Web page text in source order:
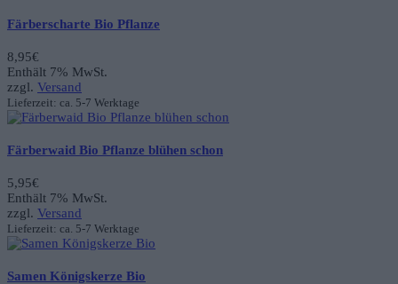
Färberscharte Bio Pflanze
8,95€
Enthält 7% MwSt.
zzgl. Versand
Lieferzeit: ca. 5-7 Werktage
Färberwaid Bio Pflanze blühen schon
5,95€
Enthält 7% MwSt.
zzgl. Versand
Lieferzeit: ca. 5-7 Werktage
Samen Königskerze Bio